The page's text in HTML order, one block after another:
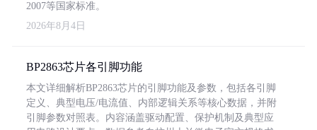
2007等国家标准。
2026年8月4日
BP2863芯片各引脚功能
本文详细解析BP2863芯片的引脚功能及参数，包括各引脚
定义、典型电压/电流值、内部逻辑关系等核心数据，并附
引脚参数对照表。内容涵盖驱动配置、保护机制及典型应